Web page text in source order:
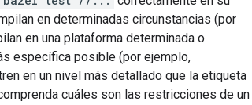
en determinadas circunstancias (por
en una plataforma determinada o
específica posible (por ejemplo,
en un nivel más detallado que la etiqueta
cuáles son las restricciones de un